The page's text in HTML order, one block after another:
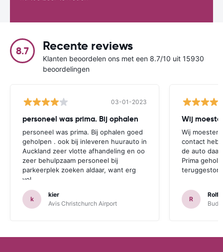
8.7 Recente reviews
Klanten beoordelen ons met een 8.7/10 uit 15930
beoordelingen
03-01-2023
personeel was prima. Bij ophalen
personeel was prima. Bij ophalen goed
geholpen . ook bij inleveren huurauto in
Auckland zeer vlotte afhandeling en oo
zeer behulpzaam personeel bij
parkeerplek zoeken aldaar, want erg
vol.
k
kier
Avis Christchurch Airport
Wij
Wij moesten
contact
de auto
Prima
R
Rolf